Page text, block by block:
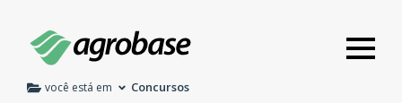
você está em Concursos